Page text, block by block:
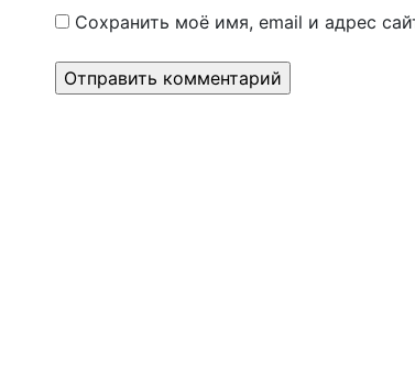
Сохранить моё имя, email и адрес